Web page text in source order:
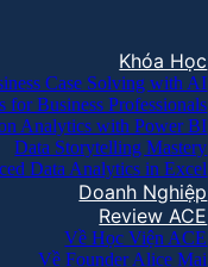
Khóa Học
Case Solving with AI
for Business Professionals
Analytics with Power BI
Data Storytelling Mastery
Data Analytics in Excel
Doanh Nghiệp
Review ACE
Về Học Viện ACE
Về Founder Alice Mai